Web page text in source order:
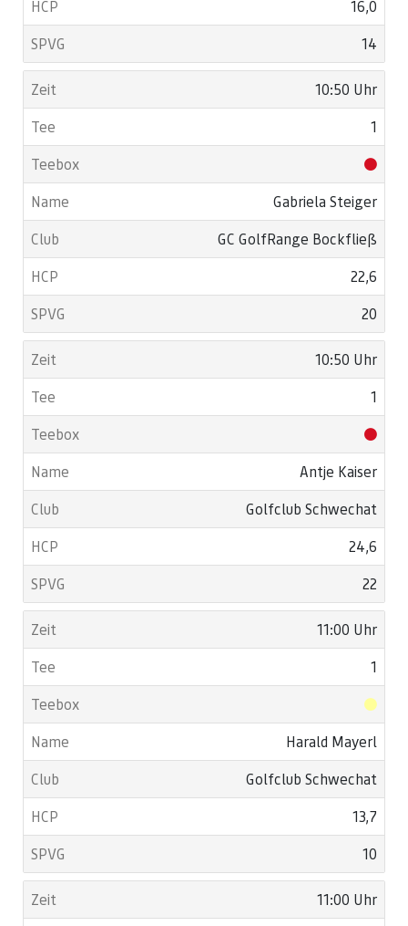
16,0
14
10:50 Uhr
1
Gabriela Steiger
GC GolfRange Bockfließ
22,6
20
10:50 Uhr
1
Antje Kaiser
Golfclub Schwechat
24,6
22
11:00 Uhr
1
Harald Mayerl
Golfclub Schwechat
13,7
10
11:00 Uhr